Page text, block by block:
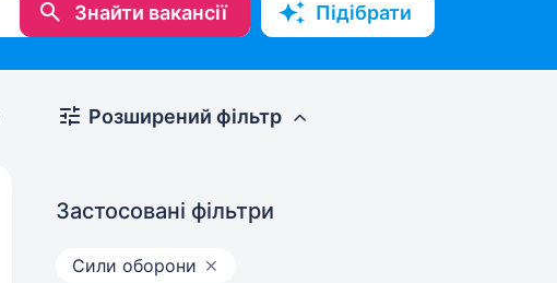
Знайти вакансії Підібрати
Розширений фільтр
Застосовані фільтри
Сили оборони